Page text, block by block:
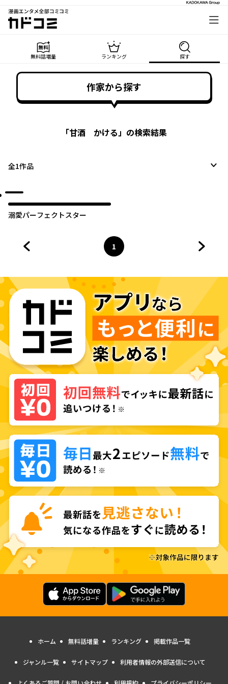
漫画エンタメ全部コミコミ
カドコミ
無料話増量 ランキング 探す
作家から探す
「甘酒 かける」の検索結果
全1作品
溺愛パーフェクトスター
ページ
1
へ
ホーム 無料話増量 ランキング 掲載作品一覧
ジャンル一覧 サイトマップ 利用者情報の外部送信について